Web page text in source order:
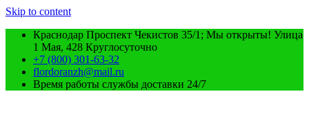
Skip to content
Краснодар Проспект Чекистов 35/1; Мы открыты! Улица
1 Мая, 428 Круглосуточно
+7 (800) 301-63-32
flordoranzh@mail.ru
Время работы службы доставки 24/7